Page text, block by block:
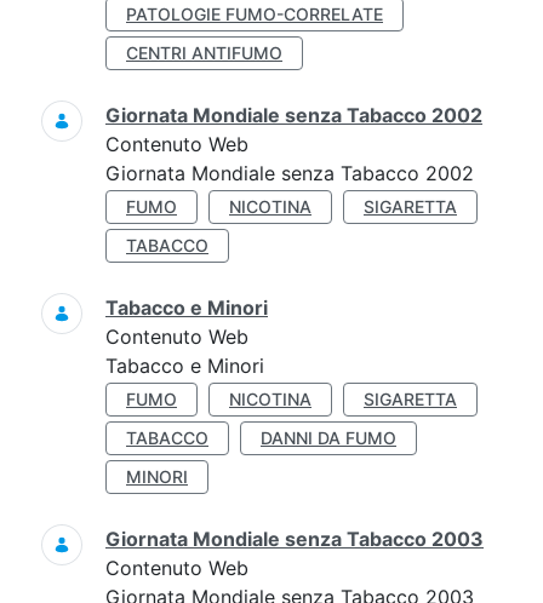
PATOLOGIE FUMO-CORRELATE
CENTRI ANTIFUMO
Giornata Mondiale senza Tabacco 2002
Contenuto Web
Giornata Mondiale senza Tabacco 2002
FUMO NICOTINA
SIGARETTA
TABACCO
Tabacco e Minori
Contenuto Web
Tabacco e Minori
FUMO NICOTINA
SIGARETTA
TABACCO
DANNI DA FUMO
MINORI
Giornata Mondiale senza Tabacco 2003
Contenuto Web
Giornata Mondiale senza Tabacco 2003